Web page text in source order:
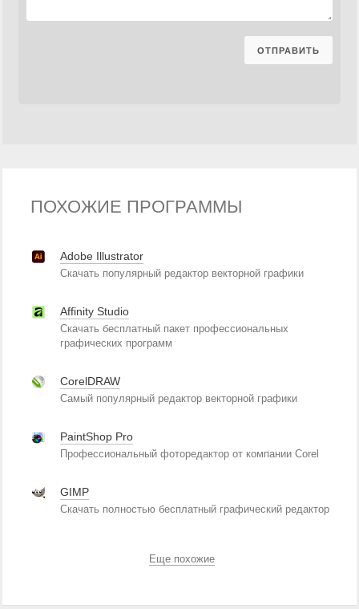
ПОХОЖИЕ ПРОГРАММЫ
Adobe Illustrator
Скачать популярный редактор векторной графики
Affinity Studio
Скачать бесплатный пакет профессиональных
графических программ
CorelDRAW
Самый популярный редактор векторной графики
PaintShop Pro
Профессиональный фоторедактор от компании Corel
GIMP
Скачать полностью бесплатный графический редактор
Еще похожие